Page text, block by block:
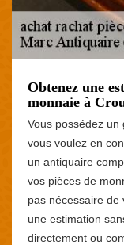
Obtenez une
monnaie à
Vous possédez
vous voulez en
un antiquaire
vos pièces de
pas nécessaire de
une estimation
directement ou